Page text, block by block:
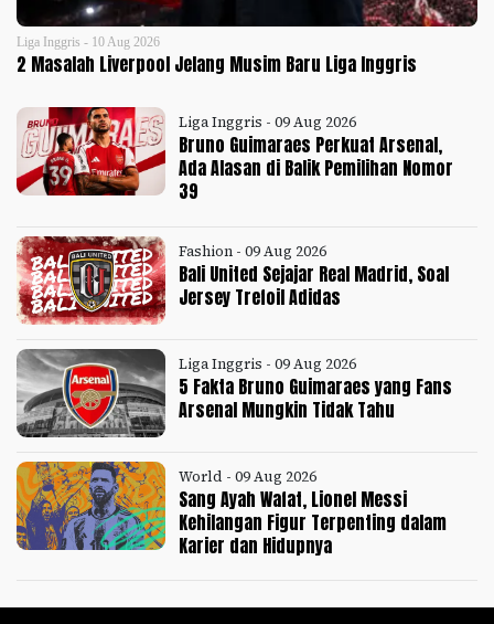
Liga Inggris - 10 Aug 2026
2 Masalah Liverpool Jelang Musim Baru Liga Inggris
Liga Inggris - 09 Aug 2026
Bruno Guimaraes Perkuat Arsenal,
Ada Alasan di Balik Pemilihan Nomor
39
Fashion - 09 Aug 2026
Bali United Sejajar Real Madrid, Soal
Jersey Trefoil Adidas
Liga Inggris - 09 Aug 2026
5 Fakta Bruno Guimaraes yang Fans
Arsenal Mungkin Tidak Tahu
World - 09 Aug 2026
Sang Ayah Wafat, Lionel Messi
Kehilangan Figur Terpenting dalam
Karier dan Hidupnya